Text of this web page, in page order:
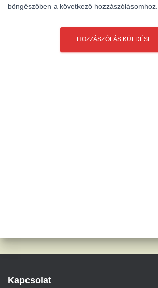
böngészőben a következő hozzászólásomhoz.
Kapcsolat